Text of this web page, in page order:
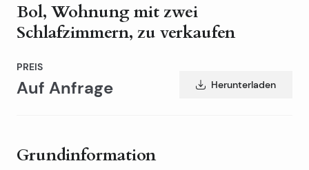
Bol, Wohnung mit zwei
Schlafzimmern, zu verkaufen
PREIS
Auf Anfrage Herunterladen
Grundinformation